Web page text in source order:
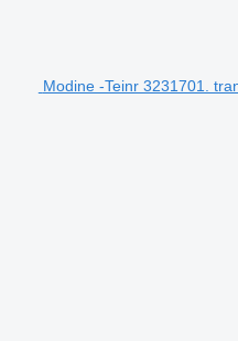
Modine -Teinr 3231701.